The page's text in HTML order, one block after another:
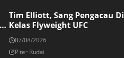
Tim Elliott, Sang Pengacau Di
Kelas Flyweight UFC
07/08/2026
Piter Rudai